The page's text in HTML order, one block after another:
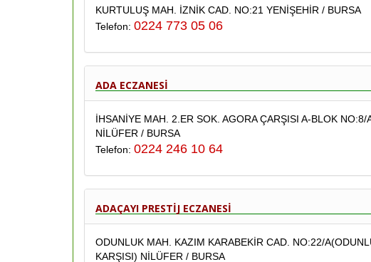
KURTULUŞ MAH. İZNİK CAD. NO:21 YENİŞEHİR / BURSA
Telefon: 0224 773 05 06
ADA ECZANESİ
İHSANİYE MAH. 2.ER SOK. AGORA ÇARŞISI A-BLOK
NİLÜFER / BURSA
Telefon: 0224 246 10 64
ADAÇAYI PRESTİJ ECZANESİ
ODUNLUK MAH. KAZIM KARABEKİR CAD. NO:22/
KARŞISI) NİLÜFER / BURSA